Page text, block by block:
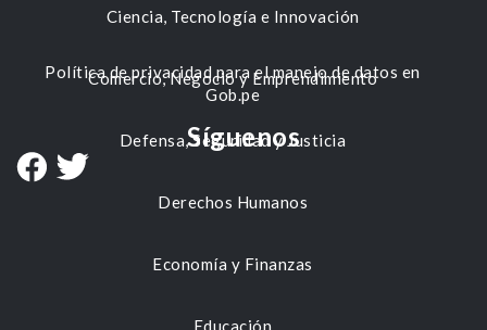
Ciencia, Tecnología e Innovación
Comercio, Negocio y Emprendimiento
Defensa, Seguridad y Justicia
Derechos Humanos
Economía y Finanzas
Educación
Política de privacidad para el manejo de datos en
Gob.pe
Síguenos